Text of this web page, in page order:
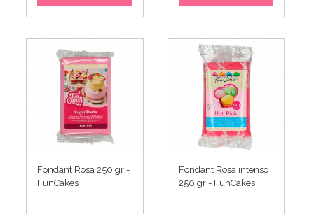
Fondant Rosa 250 gr -
FunCakes
Fondant Rosa intenso
250 gr - FunCakes